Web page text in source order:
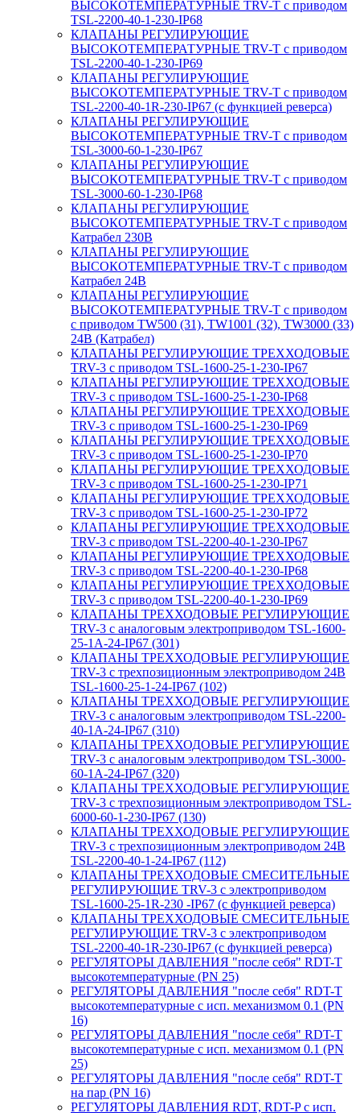
ВЫСОКОТЕМПЕРАТУРНЫЕ TRV-T с приводом
TSL-2200-40-1-230-IP68
КЛАПАНЫ РЕГУЛИРУЮЩИЕ
ВЫСОКОТЕМПЕРАТУРНЫЕ TRV-T с приводом
TSL-2200-40-1-230-IP69
КЛАПАНЫ РЕГУЛИРУЮЩИЕ
ВЫСОКОТЕМПЕРАТУРНЫЕ TRV-T с приводом
TSL-2200-40-1R-230-IP67 (с функцией реверса)
КЛАПАНЫ РЕГУЛИРУЮЩИЕ
ВЫСОКОТЕМПЕРАТУРНЫЕ TRV-T с приводом
TSL-3000-60-1-230-IP67
КЛАПАНЫ РЕГУЛИРУЮЩИЕ
ВЫСОКОТЕМПЕРАТУРНЫЕ TRV-T с приводом
TSL-3000-60-1-230-IP68
КЛАПАНЫ РЕГУЛИРУЮЩИЕ
ВЫСОКОТЕМПЕРАТУРНЫЕ TRV-T с приводом
Катрабел 230В
КЛАПАНЫ РЕГУЛИРУЮЩИЕ
ВЫСОКОТЕМПЕРАТУРНЫЕ TRV-T с приводом
Катрабел 24В
КЛАПАНЫ РЕГУЛИРУЮЩИЕ
ВЫСОКОТЕМПЕРАТУРНЫЕ TRV-T с приводом
с приводом TW500 (31), TW1001 (32), TW3000 (33)
24В (Катрабел)
КЛАПАНЫ РЕГУЛИРУЮЩИЕ ТРЕХХОДОВЫЕ
TRV-3 с приводом TSL-1600-25-1-230-IP67
КЛАПАНЫ РЕГУЛИРУЮЩИЕ ТРЕХХОДОВЫЕ
TRV-3 с приводом TSL-1600-25-1-230-IP68
КЛАПАНЫ РЕГУЛИРУЮЩИЕ ТРЕХХОДОВЫЕ
TRV-3 с приводом TSL-1600-25-1-230-IP69
КЛАПАНЫ РЕГУЛИРУЮЩИЕ ТРЕХХОДОВЫЕ
TRV-3 с приводом TSL-1600-25-1-230-IP70
КЛАПАНЫ РЕГУЛИРУЮЩИЕ ТРЕХХОДОВЫЕ
TRV-3 с приводом TSL-1600-25-1-230-IP71
КЛАПАНЫ РЕГУЛИРУЮЩИЕ ТРЕХХОДОВЫЕ
TRV-3 с приводом TSL-1600-25-1-230-IP72
КЛАПАНЫ РЕГУЛИРУЮЩИЕ ТРЕХХОДОВЫЕ
TRV-3 с приводом TSL-2200-40-1-230-IP67
КЛАПАНЫ РЕГУЛИРУЮЩИЕ ТРЕХХОДОВЫЕ
TRV-3 с приводом TSL-2200-40-1-230-IP68
КЛАПАНЫ РЕГУЛИРУЮЩИЕ ТРЕХХОДОВЫЕ
TRV-3 с приводом TSL-2200-40-1-230-IP69
КЛАПАНЫ ТРЕХХОДОВЫЕ РЕГУЛИРУЮЩИЕ
TRV-3 с аналоговым электроприводом TSL-1600-
25-1А-24-IP67 (301)
КЛАПАНЫ ТРЕХХОДОВЫЕ РЕГУЛИРУЮЩИЕ
TRV-3 с трехпозиционным электроприводом 24В
TSL-1600-25-1-24-IP67 (102)
КЛАПАНЫ ТРЕХХОДОВЫЕ РЕГУЛИРУЮЩИЕ
TRV-3 с аналоговым электроприводом TSL-2200-
40-1А-24-IP67 (310)
КЛАПАНЫ ТРЕХХОДОВЫЕ РЕГУЛИРУЮЩИЕ
TRV-3 с аналоговым электроприводом TSL-3000-
60-1А-24-IP67 (320)
КЛАПАНЫ ТРЕХХОДОВЫЕ РЕГУЛИРУЮЩИЕ
TRV-3 с трехпозиционным электроприводом TSL-
6000-60-1-230-IP67 (130)
КЛАПАНЫ ТРЕХХОДОВЫЕ РЕГУЛИРУЮЩИЕ
TRV-3 с трехпозиционным электроприводом 24В
TSL-2200-40-1-24-IP67 (112)
КЛАПАНЫ ТРЕХХОДОВЫЕ СМЕСИТЕЛЬНЫЕ
РЕГУЛИРУЮЩИЕ TRV-3 с электроприводом
TSL-1600-25-1R-230 -IP67 (с функцией реверса)
КЛАПАНЫ ТРЕХХОДОВЫЕ СМЕСИТЕЛЬНЫЕ
РЕГУЛИРУЮЩИЕ TRV-3 с электроприводом
TSL-2200-40-1R-230-IP67 (с функцией реверса)
РЕГУЛЯТОРЫ ДАВЛЕНИЯ "после себя" RDT-T
высокотемпературные (PN 25)
РЕГУЛЯТОРЫ ДАВЛЕНИЯ "после себя" RDT-T
высокотемпературные с исп. механизмом 0.1 (PN
16)
РЕГУЛЯТОРЫ ДАВЛЕНИЯ "после себя" RDT-T
высокотемпературные с исп. механизмом 0.1 (PN
25)
РЕГУЛЯТОРЫ ДАВЛЕНИЯ "после себя" RDT-T
на пар (PN 16)
РЕГУЛЯТОРЫ ДАВЛЕНИЯ RDT, RDT-P с исп.